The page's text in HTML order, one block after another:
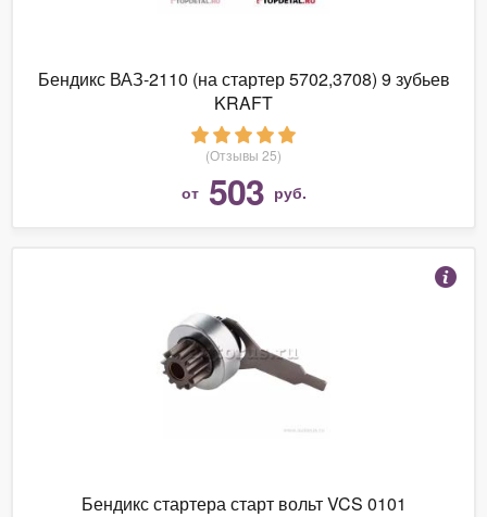
Бендикс ВАЗ-2110 (на стартер 5702,3708) 9 зубьев
KRAFT
(Отзывы 25)
от 503 руб.
Бендикс стартера старт вольт VCS 0101